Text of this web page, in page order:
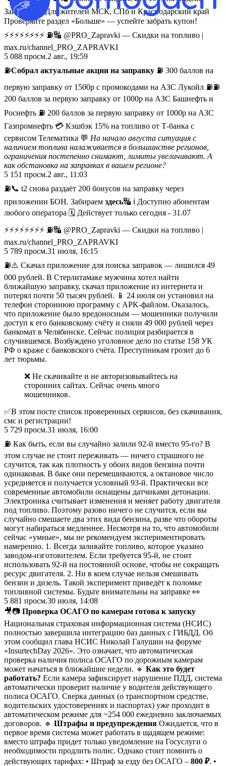
Заправки! ℹ️ Для жителей МСК, СПб и Краснодарский край
Проверяйте раздел «Больше» — успейте забрать купон!
⚡️⚡️⚡️⚡️⚡️⚡️⚡️⚡️ ⛽️🔣 @PRO_Zapravki — Скидки на топливо |
max.ru/channel_PRO_ZAPRAVKI
5 088 просм.2 авг., 19:59
⛽️Собрал актуальные акции на заправку ⛽️ 300 баллов на
первую заправку от 1500р с промокодами на АЗС Лукойл ⛽️⛽️
200 баллов за первую заправку от 1000р на АЗС Башнефть и
Роснефть ⛽️ 200 баллов за первую заправку от 1000р на АЗС
Газпромнефть 💳 Кэшбэк 15% на топливо от Т-банка с
сервисом Телематика 💬 На начало августа ситуация с
наличием топлива налаживается в большинстве регионов,
ограничения постепенно снимают, лимиты увеличивают. А
как обстановка на заправках в вашем регионе?
5 151 просм.2 авг., 11:03
⛽️📞 t2 снова раздаёт 200 бонусов на заправку через
приложении БОН. Забираем здесь🔣 ℹ️ Доступно абонентам
любого оператора 🗓 Действует только сегодня - 31.07
⚡️⚡️⚡️⚡️⚡️⚡️⚡️⚡️ ⛽️🔣 @PRO_Zapravki — Скидки на топливо |
max.ru/channel_PRO_ZAPRAVKI
5 789 просм.31 июля, 16:15
⛽️⚠️ Скачал приложение для поиска заправок — лишился 49
000 рублей. В Стерлитамаке мужчина хотел найти
ближайшую заправку, скачал приложение из интернета и
потерял почти 50 тысяч рублей. 📱 24 июля он установил на
телефон стороннюю программу с APK-файлом. Оказалось,
что приложение было вредоносным — мошенники получили
доступ к его банковскому счёту и сняли 49 000 рублей через
банкомат в Челябинске. Сейчас полиция разбирается в
случившемся. Возбуждено уголовное дело по статье 158 УК
РФ о краже с банковского счёта. Преступникам грозит до 6
лет тюрьмы.
❌ Не скачивайте и не авторизовывайтесь на
сторонних сайтах. Сейчас очень много
мошенников.
✅В этом посте список проверенных сервисов, без скачивания,
смс и регистрации!
5 729 просм.31 июля, 16:00
⛽️ Как быть, если вы случайно залили 92-й вместо 95-го? В
этом случае не стоит переживать — ничего страшного не
случится, так как плотность у обоих видов бензина почти
одинаковая. В баке они перемешиваются, а октановое число
усредняется и получается условный 93-й. Практически все
современные автомобили оснащены датчиками детонации.
Электроника считывает изменения и меняет работу двигателя
под топливо. Поэтому разово ничего не случится, если вы
случайно смешаете два этих вида бензина, разве что обороты
могут набираться медленнее. Несмотря на то, что автомобили
сейчас «умные», мы не рекомендуем экспериментировать
намеренно. 1. Всегда заливайте топливо, которое указано
заводом-изготовителем. Если требуется 95-й, не стоит
использовать 92-й на постоянной основе, чтобы не сокращать
ресурс двигателя. 2. Ни в коем случае нельзя смешивать
бензин и дизель. Такой эксперимент приведёт к поломке
топливной системы. Будьте внимательны на заправке 👀
5 881 просм.30 июля, 14:08
🎥📷 Проверка ОСАГО по камерам готова к запуску
Национальная страховая информационная система (НСИС)
полностью завершила интеграцию баз данных с ГИБДД. Об
этом сообщил глава НСИС Николай Галушин на форуме
«InsurtechDay 2026». Это означает, что автоматическая
проверка наличия полиса ОСАГО по дорожным камерам
может начаться в ближайшие недели. 🔹 Как это будет
работать? Если камера зафиксирует нарушение ПДД, система
автоматически проверит наличие у водителя действующего
полиса ОСАГО. Сверка данных (о транспортном средстве,
водительских удостоверениях и паспортах) уже проходит в
автоматическом режиме для ~254 000 ежедневно заключаемых
договоров. 🔹 Штрафы и предупреждения Ожидается, что в
первое время система может работать в щадящем режиме:
вместо штрафа придет только уведомление на Госуслуги о
необходимости продлить полис. Однако стоит помнить о
действующих тарифах: • Штраф за езду без ОСАГО – 800 ₽. •